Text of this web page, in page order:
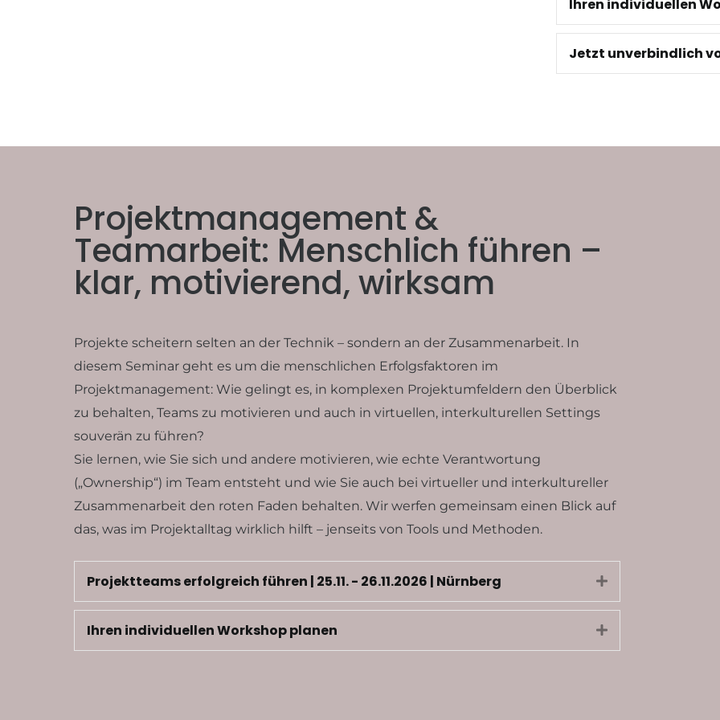
Ihren individuellen
Jetzt unverbindlich
Projektmanagement &
Teamarbeit: Menschlich führen –
klar, motivierend, wirksam
Projekte scheitern selten an der Technik – sondern an der Zusammenarbeit. In
diesem Seminar geht es um die menschlichen Erfolgsfaktoren im
Projektmanagement: Wie gelingt es, in komplexen Projektumfeldern den Überblick
zu behalten, Teams zu motivieren und auch in virtuellen, interkulturellen Settings
souverän zu führen?
Sie lernen, wie Sie sich und andere motivieren, wie echte Verantwortung
(„Ownership“) im Team entsteht und wie Sie auch bei virtueller und interkultureller
Zusammenarbeit den roten Faden behalten. Wir werfen gemeinsam einen Blick auf
das, was im Projektalltag wirklich hilft – jenseits von Tools und Methoden.
Projektteams erfolgreich führen | 25.11. - 26.11.2026 | Nürnberg Expand
Ihren individuellen Workshop planen Expand